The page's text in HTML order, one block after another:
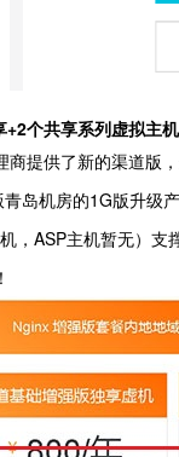
个共享系列虚拟主机
提供了新的渠道版
岛机房的1G版升级
，ASP主机暂无）